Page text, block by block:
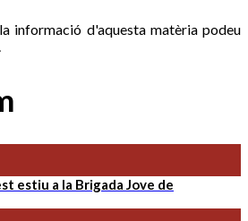
informació d'aquesta matèria podeu
estiu a la Brigada Jove de